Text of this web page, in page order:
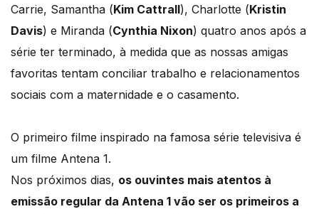
Carrie, Samantha (Kim Cattrall), Charlotte (Kristin
Davis) e Miranda (Cynthia Nixon) quatro anos após a
série ter terminado, à medida que as nossas amigas
favoritas tentam conciliar trabalho e relacionamentos
sociais com a maternidade e o casamento.
O primeiro filme inspirado na famosa série televisiva é
um filme Antena 1.
Nos próximos dias, os ouvintes mais atentos à
emissão regular da Antena 1 vão ser os primeiros a